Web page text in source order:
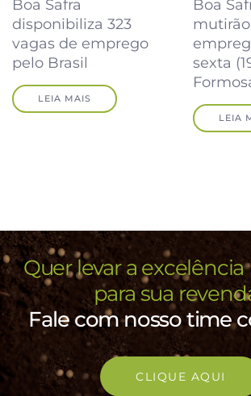
Boa Safra
disponibiliza 323
vagas de emprego
pelo Brasil
LEIA MAIS
Boa
sexta
LEIA
Quer levar a excelência
para sua
Fale com nosso time
CLIQUE AQUI